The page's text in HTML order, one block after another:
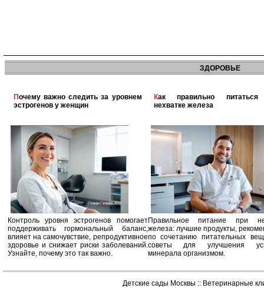
ЗДОРОВЬЕ
Почему важно следить за уровнем
эстрогенов у женщин
Контроль уровня эстрогенов помогает
поддерживать гормональный баланс,
влияет на самочувствие, репродуктивное
здоровье и снижает риски заболеваний.
Узнайте, почему это так важно.
Как правильно питаться при
нехватке железа
Правильное питание при
железа: лучшие продукты,
по сочетанию питательных
советы для улучшения
минерала организмом.
Детские сады Москвы :: Ветеринарные